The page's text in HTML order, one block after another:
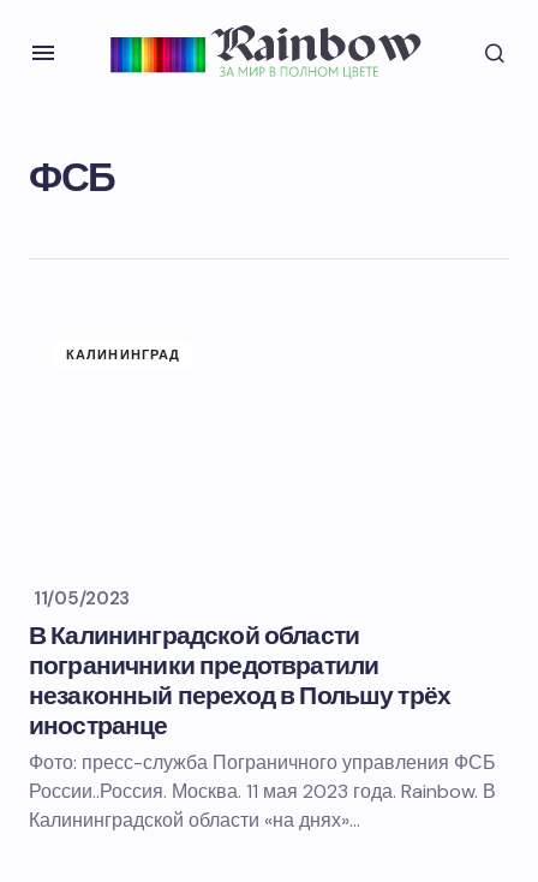
ФСБ
КАЛИНИНГРАД
11/05/2023
В Калининградской области
пограничники предотвратили
незаконный переход в Польшу трёх
иностранце
Фото: пресс-служба Пограничного управления ФСБ
России..Россия. Москва. 11 мая 2023 года. Rainbow. В
Калининградской области «на днях»…